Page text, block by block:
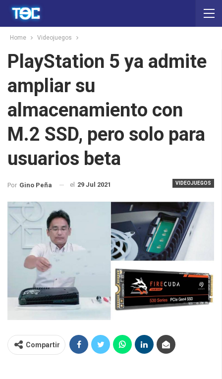
Home Videojuegos
PlayStation 5 ya admite
ampliar su
almacenamiento con
M.2 SSD, pero solo para
usuarios beta
VIDEOJUEGOS
Por Gino Peña el 29 Jul 2021
Compartir